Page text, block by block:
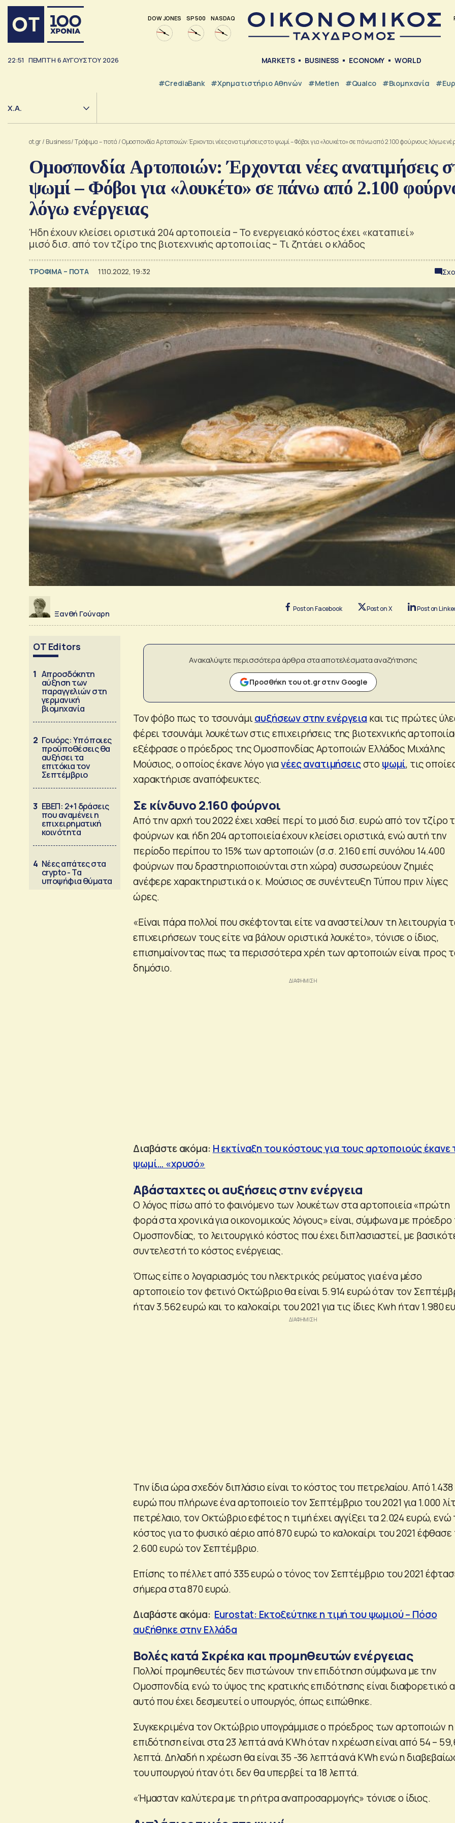
DOW JONES SP 500 NASDAQ
22:51 ΠΈΜΠΤΗ 6ΑΥΓΟΎΣΤΟΥ 2026 MARKETS BUSINESS ECONOMY WORLD
#CrediaBank #Χρηματιστήριο Αθηνών #metlen #Qualco #Βιομηχανία
Χ.Α.
ot.gr/ Business/Τρόφιμα – ποτά /Ομοσπονδία Αρτοποιών: Έρχονται νέες ανατιμήσεις στο ψωμί – Φόβοι για «λουκέτο» σε πάνω από 2.100 φούρνους λόγω
Ομοσπονδία Αρτοποιών: Έρχονται νέες ανατιμήσεις
ψωμί – Φόβοι για «λουκέτο» σε πάνω από 2.100
λόγω ενέργειας
Ήδη έχουν κλείσει οριστικά 204 αρτοποιεία – Το ενεργειακό κόστος έχει «καταπιεί»
μισό δισ. από τον τζίρο της βιοτεχνικής αρτοποιίας – Τι ζητάει ο κλάδος
ΤΡΟΦΙΜΑ – ΠΟΤΑ 11.10.2022, 19:32
Ξανθή Γούναρη
Post on Facebook Post on X Post on
OT Editors
1 Απροσδόκητη
αύξηση των
παραγγελιών στη
γερμανική
βιομηχανία
2 Γουόρς: Υπό ποιες
προϋποθέσεις θα
αυξήσει τα
επιτόκια τον
Σεπτέμβριο
3 ΕΒΕΠ: 2+1 δράσεις
που αναμένει η
επιχειρηματική
κοινότητα
4 Νέες απάτες στα
crypto - Τα
υποψήφια θύματα
Ανακαλύψτε περισσότερα άρθρα στα αποτελέσματα αναζήτησης
Προσθήκη του ot.gr στην Google
Τον φόβο πως το τσουνάμιαυξήσεων στην ενέργεια και τις πρώτες
φέρει τσουνάμι λουκέτων στις επιχειρήσεις της βιοτεχνικής
εξέφρασε ο πρόεδρος της Ομοσπονδίας Αρτοποιών Ελλάδος Μιχάλης
Μούσιος, ο οποίος έκανε λόγο γιανέες ανατιμήσειςστοψωμί, τις
χαρακτήρισε αναπόφευκτες.
Σε κίνδυνο 2.160 φούρνοι
Από την αρχή του 2022 έχει χαθεί περί το μισό δισ. ευρώ από τον τζίρο
φούρνων και ήδη 204 αρτοποιεία έχουν κλείσει οριστικά, ενώ αυτή την
περίοδο περίπου το 15% των αρτοποιών (σ.σ. 2.160 επί συνόλου 14.400
φούρνων που δραστηριοποιούνται στη χώρα) συσσωρεύουν ζημιές
ανέφερε χαρακτηριστικά ο κ. Μούσιος σε συνέντευξη Τύπου πριν λίγες
ώρες.
«Είναι πάρα πολλοί που σκέφτονται είτε να αναστείλουν τη λειτουργία
επιχειρήσεων τους είτε να βάλουν οριστικά λουκέτο», τόνισε ο ίδιος,
επισημαίνοντας πως τα περισσότερα χρέη των αρτοποιών είναι προς
δημόσιο.
Διαβάστε ακόμα: Η εκτίναξη του κόστους για τους αρτοποιούς έκανε
ψωμί… «χρυσό»
Αβάσταχτες οι αυξήσεις στην ενέργεια
Ο λόγος πίσω από το φαινόμενο των λουκέτων στα αρτοποιεία «πρώτη
φορά στα χρονικά για οικονομικούς λόγους» είναι, σύμφωνα με πρόεδρο
Ομοσπονδίας, το λειτουργικό κόστος που έχει διπλασιαστεί, με
συντελεστή το κόστος ενέργειας.
Όπως είπε ο λογαριασμός του ηλεκτρικός ρεύματος για ένα μέσο
αρτοποιείο τον φετινό Οκτώβριο θα είναι 5.914 ευρώ όταν τον
ήταν 3.562 ευρώ και το καλοκαίρι του 2021 για τις ίδιες Kwh ήταν 1.980
Την ίδια ώρα σχεδόν διπλάσιο είναι το κόστος του πετρελαίου. Από 1.438
ευρώ που πλήρωνε ένα αρτοποιείο τον Σεπτέμβριο του 2021 για 1.000
πετρέλαιο, τον Οκτώβριο εφέτος η τιμή έχει αγγίξει τα 2.024 ευρώ, ενώ
κόστος για το φυσικό αέριο από 870 ευρώ το καλοκαίρι του 2021 έφθασε
2.600 ευρώ τον Σεπτέμβριο.
Επίσης το πέλλετ από 335 ευρώ ο τόνος τον Σεπτέμβριο του 2021
σήμερα στα 870 ευρώ.
Διαβάστε ακόμα: Eurostat: Εκτοξεύτηκε η τιμή του ψωμιού – Πόσο
αυξήθηκε στην Ελλάδα
Βολές κατά Σκρέκα και προμηθευτών ενέργειας
Πολλοί προμηθευτές δεν πιστώνουν την επιδότηση σύμφωνα με την
Ομοσπονδία, ενώ το ύψος της κρατικής επιδότησης είναι διαφορετικό
αυτό που έχει δεσμευτεί ο υπουργός, όπως ειπώθηκε.
Συγκεκριμένα τον Οκτώβριο υπογράμμισε ο πρόεδρος των αρτοποιών η
επιδότηση είναι στα 23 λεπτά ανά KWh όταν η χρέωση είναι από 54 –
λεπτά. Δηλαδή η χρέωση θα είναι 35 -36 λεπτά ανά KWh ενώ η
του υπουργού ήταν ότι δεν θα υπερβεί τα 18 λεπτά.
«Ήμασταν καλύτερα με τη ρήτρα αναπροσαρμογής» τόνισε ο ίδιος.